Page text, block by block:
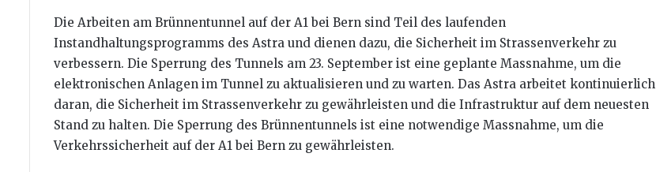
Die Arbeiten am Brünnentunnel auf der A1 bei Bern sind Teil des laufenden
Instandhaltungsprogramms des Astra und dienen dazu, die Sicherheit im Strassenverkehr zu
verbessern. Die Sperrung des Tunnels am 23. September ist eine geplante Massnahme, um die
elektronischen Anlagen im Tunnel zu aktualisieren und zu warten. Das Astra arbeitet kontinuierlich
daran, die Sicherheit im Strassenverkehr zu gewährleisten und die Infrastruktur auf dem neuesten
Stand zu halten. Die Sperrung des Brünnentunnels ist eine notwendige Massnahme, um die
Verkehrssicherheit auf der A1 bei Bern zu gewährleisten.